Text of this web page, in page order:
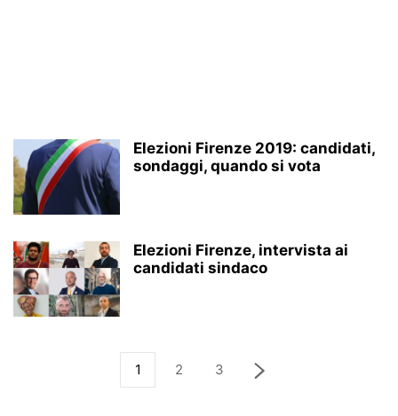
Elezioni Firenze 2019: candidati,
sondaggi, quando si vota
Elezioni Firenze, intervista ai
candidati sindaco
1 2 3